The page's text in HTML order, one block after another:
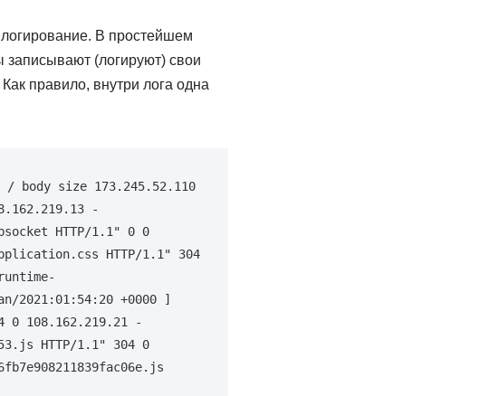
В простейшем
записывают (логируют) свои
правило, внутри лога одна
/ body size 173.245.52.110
HTTP/1.1" 0 0
HTTP/1.1"
304
2021:01:54:20 +0000
]
0 108.162
HTTP/1.1" 304 0